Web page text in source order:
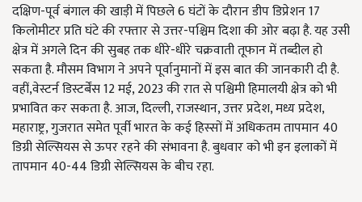
दक्षिण-पूर्व बंगाल की खाड़ी में पिछले 6 घंटों के दौरान डीप डिप्रेशन 17
किलोमीटर प्रति घंटे की रफ्तार से उत्तर-पश्चिम दिशा की ओर बढ़ा है. यह उसी
क्षेत्र में अगले दिन की सुबह तक धीरे-धीरे चक्रवाती तूफान में तब्दील हो
सकता है. मौसम विभाग ने अपने पूर्वानुमानों में इस बात की जानकारी दी है.
वहीं,वेस्टर्न डिस्टर्बेंस 12 मई, 2023 की रात से पश्चिमी हिमालयी क्षेत्र को भी
प्रभावित कर सकता है. आज, दिल्ली, राजस्थान, उत्तर प्रदेश, मध्य प्रदेश,
महाराष्ट्र, गुजरात समेत पूर्वी भारत के कई हिस्सों में अधिकतम तापमान 40
डिग्री सेल्सियस से ऊपर रहने की संभावना है. बुधवार को भी इन इलाकों में
तापमान 40-44 डिग्री सेल्सियस के बीच रहा.